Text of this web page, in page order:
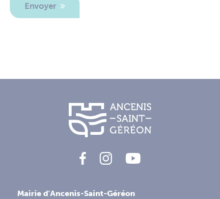
Envoyer
Mairie d'Ancenis-Saint-Géréon